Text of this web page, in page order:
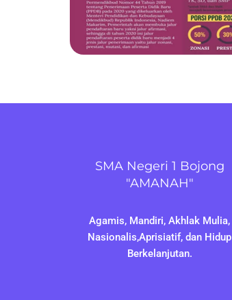
SMA Negeri 1 Bojong
"AMANAH"
Agamis, Mandiri, Akhlak Mulia,
Nasionalis,Aprisiatif, dan Hidup
Berkelanjutan.